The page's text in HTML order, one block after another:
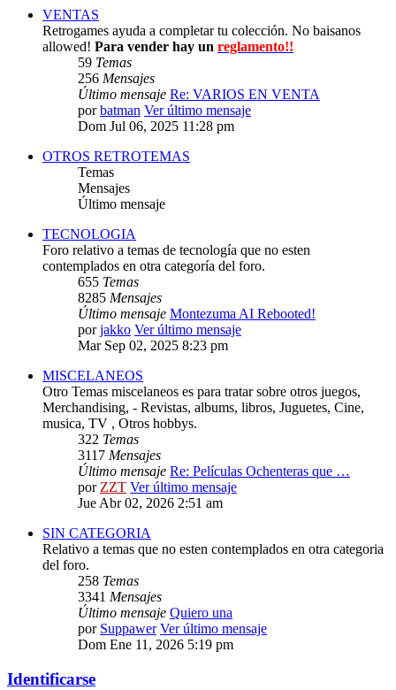
VENTAS
Retrogames ayuda a completar tu colección. No baisanos
allowed! Para vender hay un reglamento!!
59 Temas
256 Mensajes
Último mensaje Re: VARIOS EN VENTA
porbatman Ver último mensaje
Dom Jul 06, 2025 11:28 pm
OTROS RETROTEMAS
Temas
Mensajes
Último mensaje
TECNOLOGIA
Foro relativo a temas de tecnología que no esten
contemplados en otra categoría del foro.
655 Temas
8285 Mensajes
Último mensaje Montezuma AI Rebooted!
porjakko Ver último mensaje
Mar Sep 02, 2025 8:23 pm
MISCELANEOS
Otro Temas miscelaneos es para tratar sobre otros juegos,
Merchandising, - Revistas, albums, libros, Juguetes, Cine,
musica, TV , Otros hobbys.
322 Temas
3117 Mensajes
Último mensaje Re: Películas Ochenteras que …
porZZT Ver último mensaje
Jue Abr 02, 2026 2:51 am
SIN CATEGORIA
Relativo a temas que no esten contemplados en otra categoria
del foro.
258 Temas
3341 Mensajes
Último mensaje Quiero una
por Suppawer Ver último mensaje
Dom Ene 11, 2026 5:19 pm
Identificarse